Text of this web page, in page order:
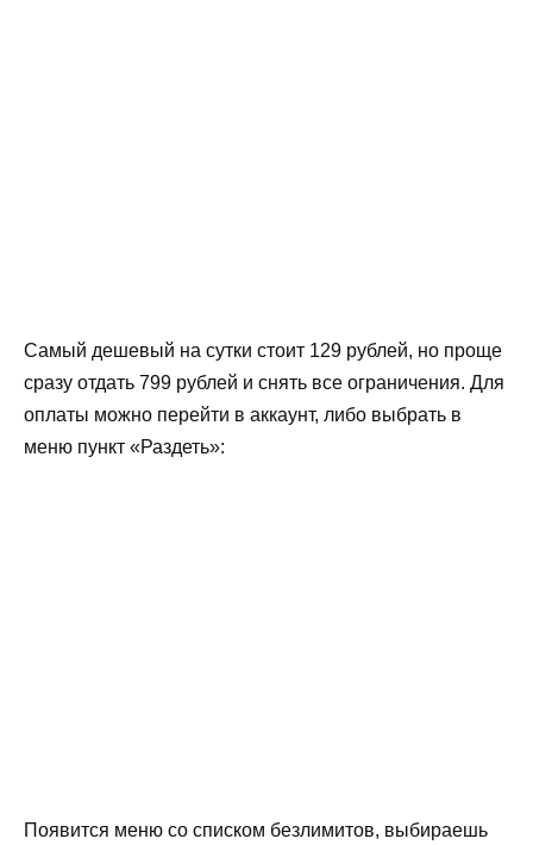
Самый дешевый на сутки стоит 129 рублей, но проще
сразу отдать 799 рублей и снять все ограничения. Для
оплаты можно перейти в аккаунт, либо выбрать в
меню пункт «Раздеть»:
Появится меню со списком безлимитов, выбираешь